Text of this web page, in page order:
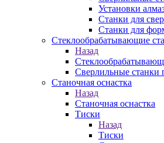
Установки
Станки для
Станки для
Стеклообрабатывающие
Назад
Сверлильные станки
Станочная оснастка
Назад
Станочная оснастка
Тиски
Назад
Тиски